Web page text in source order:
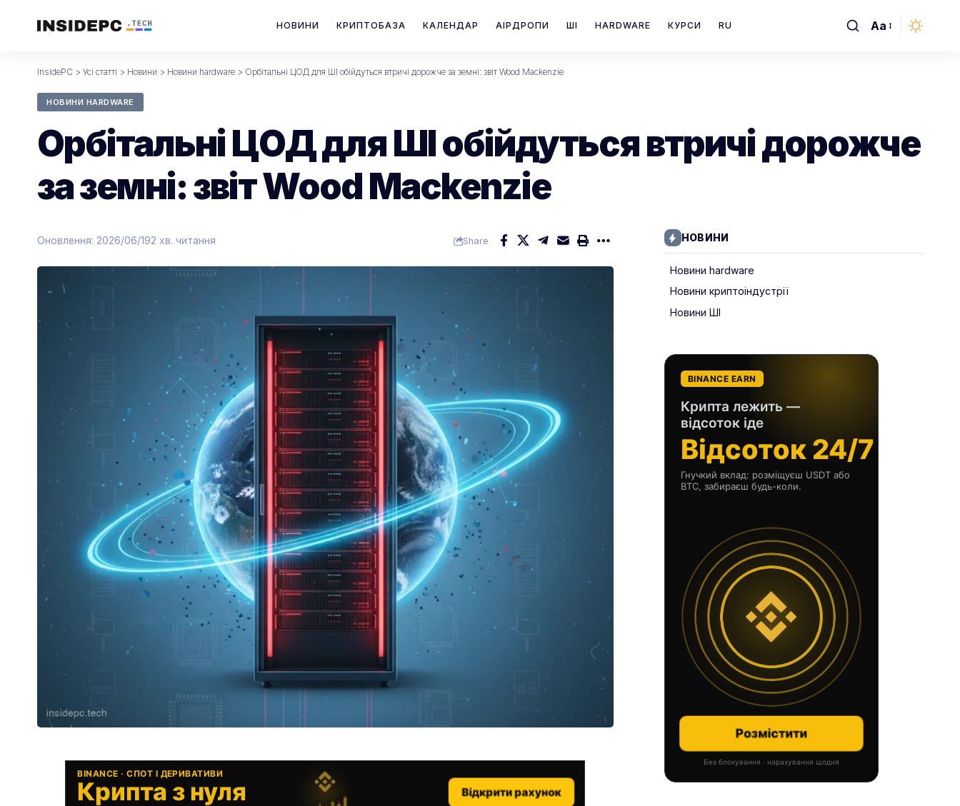
НОВИНИ КРИПТОБАЗА КАЛЕНДАР АІРДРОПИ ШІ HARDWARE КУРСИ RU
Font
Aa
InsidePC > Усі статті > Новини > Новини hardware > Орбітальні ЦОД для ШІ обійдуться втричі дорожче за земні: звіт Wood Mackenzie
НОВИНИ HARDWARE
Орбітальні ЦОД для ШІ обійдуться втричі дорожче
за земні: звіт Wood Mackenzie
Оновлення: 2026/06/192 хв. читання Share
BINANCE · СПОТ І ДЕРИВАТИВИ
Крипта з нуля Відкрити рахунок
НОВИНИ
Новини hardware
Новини криптоіндустрії
Новини ШІ
BINANCE EARN
Крипта лежить —
відсоток іде
Відсоток 24/7
Гнучкий вклад: розміщуєш USDT або
BTC, забираєш будь-коли.
Розмістити
Без блокування · нарахування щодня